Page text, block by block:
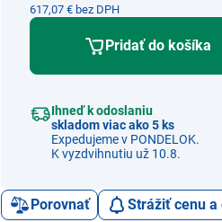
617,07 € bez DPH
Pridať do košíka
Ihneď k odoslaniu
skladom viac ako 5 ks
Expedujeme v PONDELOK.
K vyzdvihnutiu už 10.8.
Porovnať
Strážiť cenu